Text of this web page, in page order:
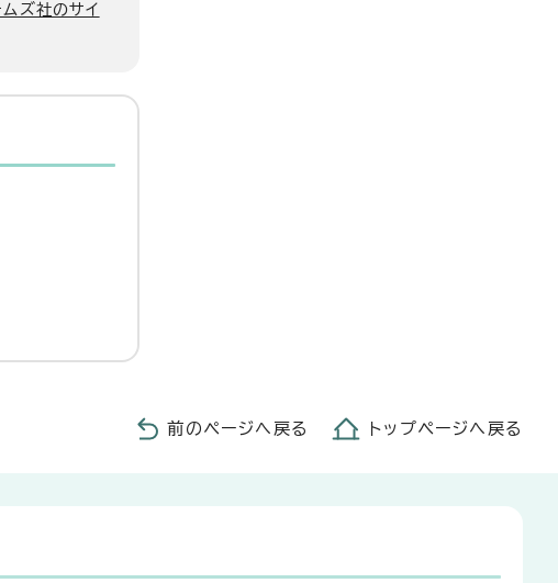
ズ社のサイ
前のページへ戻る トップページへ戻る